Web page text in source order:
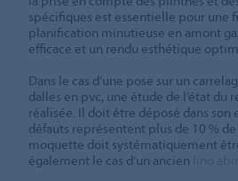
spécifiques est essentielle pour une
planification minutieuse en amont
efficace et un rendu esthétique
Dans le cas d’une pose sur un
dalles en pvc, une étude de l’état du
réalisée. Il doit être déposé dans son
défauts représentent plus de 10 % de
moquette doit systématiquement
également le cas d’un ancien